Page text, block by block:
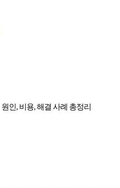
인, 비용, 해결 사례 총정리